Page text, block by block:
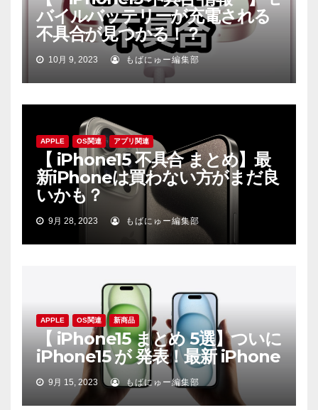
バイルバッテリーが充電される
不具合が見つかる！？
10月 9, 2023 もばにゅー編集部
APPLE OS関連 アプリ関連
【 iPhone15 不具合 まとめ】最
新iPhoneは買わない方がまだ良
いかも？
9月 28, 2023 もばにゅー編集部
APPLE OS関連 新商品
【 iPhone15 まとめ 5選】ついに
iPhone15 が 発表！最新 iPhone
9月 15, 2023 もばにゅー編集部